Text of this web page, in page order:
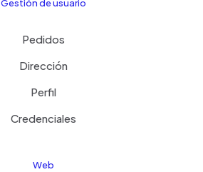
Gestión de usuario
Pedidos
Dirección
Perfil
Credenciales
Web